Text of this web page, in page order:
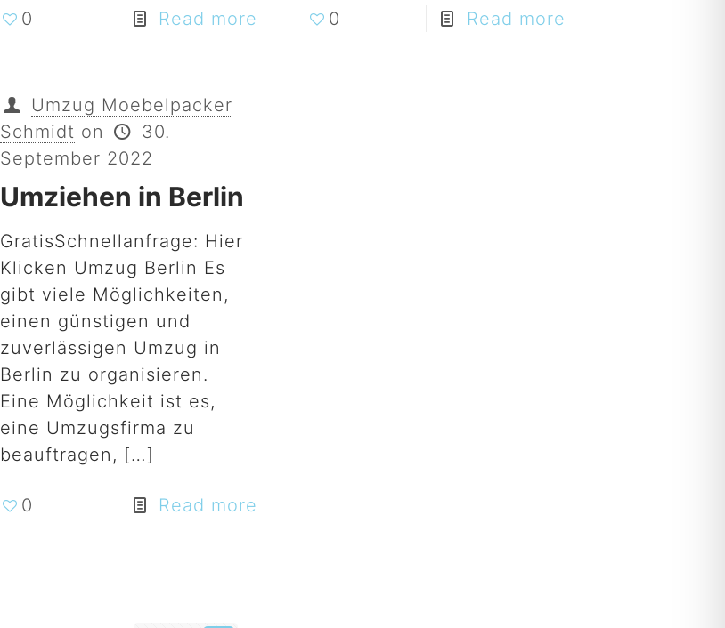
0 Read more 0 Read more
Umzug Moebelpacker
Schmidt on
30.
September 2022
Umziehen in Berlin
GratisSchnellanfrage: Hier
Klicken Umzug Berlin Es
gibt viele Möglichkeiten,
einen günstigen und
zuverlässigen Umzug in
Berlin zu organisieren.
Eine Möglichkeit ist es,
eine Umzugsfirma zu
beauftragen, […]
0 Read more